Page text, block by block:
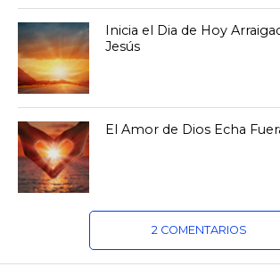
Inicia el Dia de Hoy
Jesús
El Amor de Dios Echa
2 COMENTARIOS